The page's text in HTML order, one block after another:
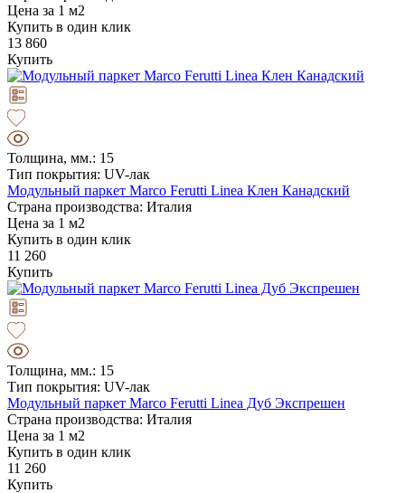
Цена за 1 м2
Купить в один клик
13 860
Купить
Толщина, мм.: 15
Тип покрытия: UV-лак
Модульный паркет Marco Ferutti Linea Клен Канадский
Страна производства: Италия
Цена за 1 м2
Купить в один клик
11 260
Купить
Толщина, мм.: 15
Тип покрытия: UV-лак
Модульный паркет Marco Ferutti Linea Дуб Экспрешен
Страна производства: Италия
Цена за 1 м2
Купить в один клик
11 260
Купить